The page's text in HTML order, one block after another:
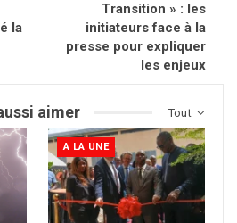
la
Transition » : les
initiateurs face à la
presse pour expliquer
les enjeux
Tout
aimer
A LA UNE